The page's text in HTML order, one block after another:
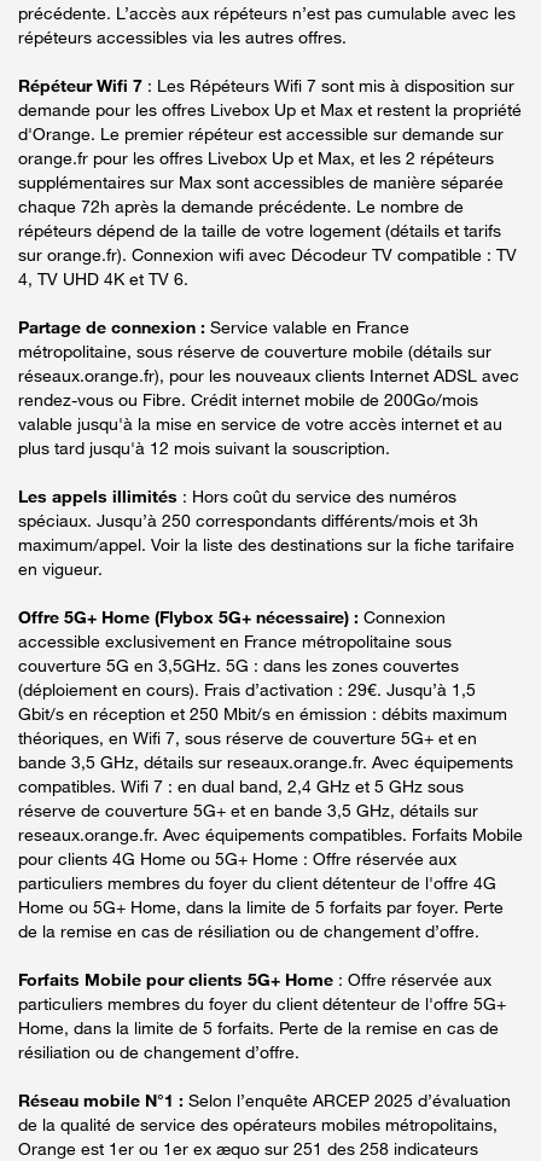
précédente. L’accès aux répéteurs n’est pas cumulable avec les
répéteurs accessibles via les autres offres.
Répéteur Wifi 7 : Les Répéteurs Wifi 7 sont mis à disposition sur
demande pour les offres Livebox Up et Max et restent la propriété
d'Orange. Le premier répéteur est accessible sur demande sur
orange.fr pour les offres Livebox Up et Max, et les 2 répéteurs
supplémentaires sur Max sont accessibles de manière séparée
chaque 72h après la demande précédente. Le nombre de
répéteurs dépend de la taille de votre logement (détails et tarifs
sur orange.fr). Connexion wifi avec Décodeur TV compatible : TV
4, TV UHD 4K et TV 6.
Partage de connexion : Service valable en France
métropolitaine, sous réserve de couverture mobile (détails sur
réseaux.orange.fr), pour les nouveaux clients Internet ADSL avec
rendez-vous ou Fibre. Crédit internet mobile de 200Go/mois
valable jusqu'à la mise en service de votre accès internet et au
plus tard jusqu'à 12 mois suivant la souscription.
Les appels illimités : Hors coût du service des numéros
spéciaux. Jusqu’à 250 correspondants différents/mois et 3h
maximum/appel. Voir la liste des destinations sur la fiche tarifaire
en vigueur.
Offre 5G+ Home (Flybox 5G+ nécessaire) : Connexion
accessible exclusivement en France métropolitaine sous
couverture 5G en 3,5GHz. 5G : dans les zones couvertes
(déploiement en cours). Frais d’activation : 29€. Jusqu’à 1,5
Gbit/s en réception et 250 Mbit/s en émission : débits maximum
théoriques, en Wifi 7, sous réserve de couverture 5G+ et en
bande 3,5 GHz, détails sur reseaux.orange.fr. Avec équipements
compatibles. Wifi 7 : en dual band, 2,4 GHz et 5 GHz sous
réserve de couverture 5G+ et en bande 3,5 GHz, détails sur
reseaux.orange.fr. Avec équipements compatibles. Forfaits Mobile
pour clients 4G Home ou 5G+ Home : Offre réservée aux
particuliers membres du foyer du client détenteur de l'offre 4G
Home ou 5G+ Home, dans la limite de 5 forfaits par foyer. Perte
de la remise en cas de résiliation ou de changement d’offre.
Forfaits Mobile pour clients 5G+ Home : Offre réservée aux
particuliers membres du foyer du client détenteur de l'offre 5G+
Home, dans la limite de 5 forfaits. Perte de la remise en cas de
résiliation ou de changement d’offre.
Réseau mobile N°1 : Selon l’enquête ARCEP 2025 d’évaluation
de la qualité de service des opérateurs mobiles métropolitains,
Orange est 1er ou 1er ex æquo sur 251 des 258 indicateurs